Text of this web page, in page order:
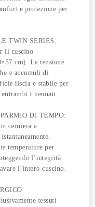
e protezione per
TWIN SERIES:
il cuscino
cm). La tensione
e accumuli di
liscia e stabile per
i neonati.
DI TEMPO:
cerniera a
temperature per
l’integrità
l’intero cuscino.
tessuti